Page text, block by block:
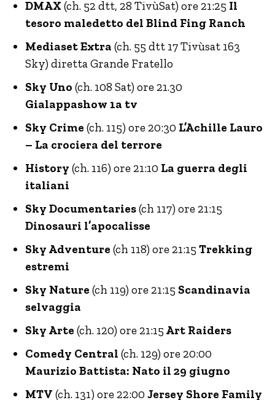
DMAX (ch. 52 dtt, 28 TivùSat) ore 21:25 Il
tesoro maledetto del Blind Fing Ranch
Mediaset Extra (ch. 55 dtt 17 Tivùsat 163
Sky) diretta Grande Fratello
Sky Uno (ch. 108 Sat) ore 21.30
Gialappashow 1a tv
Sky Crime (ch. 115) ore 20:30 L’Achille Lauro
– La crociera del terrore
History (ch. 116) ore 21:10 La guerra degli
italiani
Sky Documentaries(ch 117) ore 21:15
Dinosauri l’apocalisse
Sky Adventure (ch 118) ore 21:15 Trekking
estremi
Sky Nature (ch 119) ore 21:15 Scandinavia
selvaggia
Sky Arte (ch. 120) ore 21:15 Art Raiders
Comedy Central (ch. 129) ore 20:00
Maurizio Battista: Nato il 29 giugno
MTV (ch. 131) ore 22:00 Jersey Shore Family